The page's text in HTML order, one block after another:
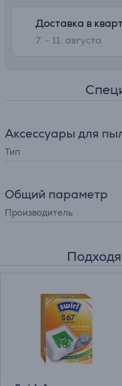
Доставка в
7. - 11. августа
Аксессуары для
Тип
Общий параметр
Производитель